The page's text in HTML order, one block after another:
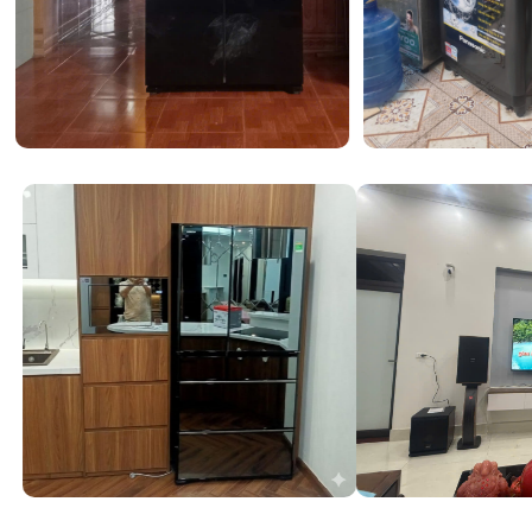
áo. Với các mức nhiệt độ linh hoạt từ 40°C đến 90°C,
chỉ tẩy sạch vết bẩn mà còn tiêu diệt mạt bụi và các tác
bám chặt trên từng sợi vải. Đây là một điểm cộng lớn
muốn vệ sinh ga trải giường hoặc khăn tắm một cách